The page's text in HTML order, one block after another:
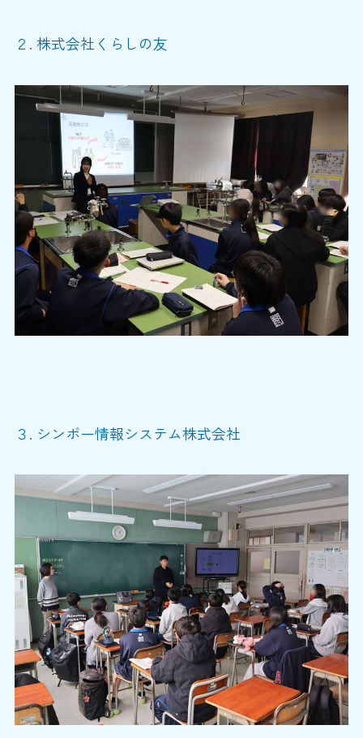
２. 株式会社くらしの友
３. シンポー情報システム株式会社